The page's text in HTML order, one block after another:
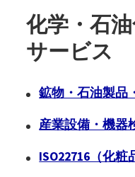
化学・石
サービス
鉱物・石油製品
産業設備・機器
ISO22716（化粧